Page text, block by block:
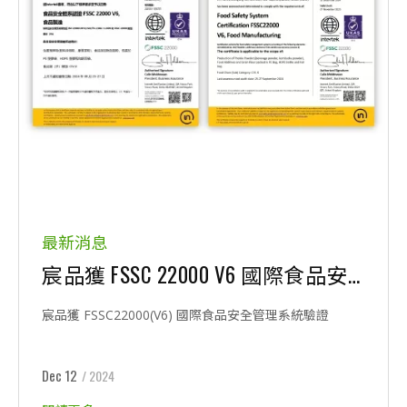
最新消息
宸品獲 FSSC 22000 V6 國際食品安全管理系統驗證
宸品獲 FSSC22000(V6) 國際食品安全管理系統驗證
Dec 12 / 2024